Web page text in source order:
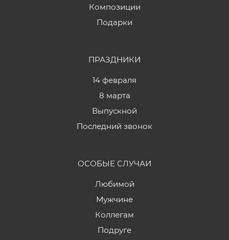
Композиции
Подарки
ПРАЗДНИКИ
14 февраля
8 марта
Выпускной
Последний звонок
ОСОБЫЕ СЛУЧАИ
Любимой
Мужчине
Коллегам
Подруге